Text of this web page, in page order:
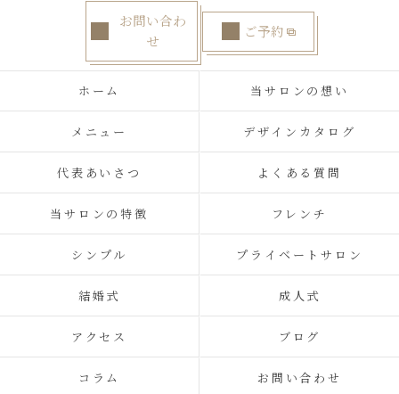
お問い合わ
せ
ご予約
ホーム 当サロンの想い
メニュー デザインカタログ
代表あいさつ よくある質問
当サロンの特徴 フレンチ
シンプル プライベートサロン
結婚式 成人式
アクセス ブログ
コラム お問い合わせ